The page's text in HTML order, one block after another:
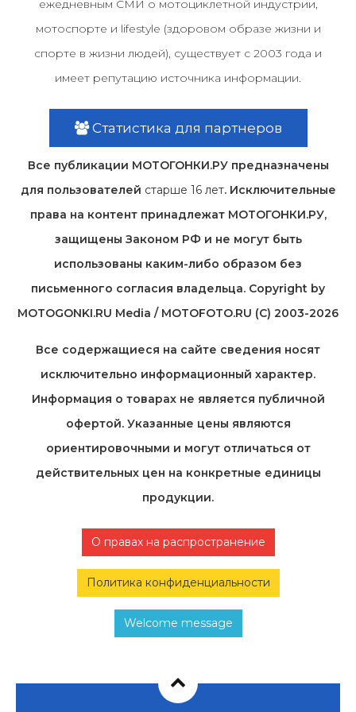
ежедневным СМИ о мотоциклетной индустрии,
мотоспорте и lifestyle (здоровом образе жизни и
спорте в жизни людей), существует с 2003 года и
имеет репутацию источника информации.
Статистика для партнеров
Все публикации МОТОГОНКИ.РУ предназначены
для пользователей старше 16 лет. Исключительные
права на контент принадлежат МОТОГОНКИ.РУ,
защищены Законом РФ и не могут быть
использованы каким-либо образом без
письменного согласия владельца. Copyright by
MOTOGONKI.RU Media / MOTOFOTO.RU (C) 2003-2026
Все содержащиеся на cайте сведения носят
исключительно информационный характер.
Информация о товарах не является публичной
офертой. Указанные цены являются
ориентировочными и могут отличаться от
действительных цен на конкретные единицы
продукции.
О правах на распространение
Политика конфиденциальности
Welcome message